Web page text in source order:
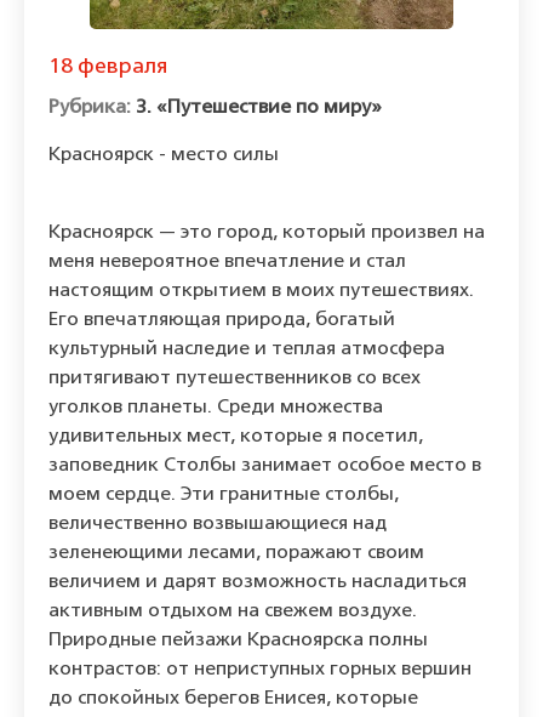
18 февраля
3. «Путешествие по миру»
Красноярск - место силы
Красноярск — это город, который произвел на
меня невероятное впечатление и стал
настоящим открытием в моих путешествиях.
Его впечатляющая природа, богатый
культурный наследие и теплая атмосфера
притягивают путешественников со всех
уголков планеты. Среди множества
удивительных мест, которые я посетил,
заповедник Столбы занимает особое место в
моем сердце. Эти гранитные столбы,
величественно возвышающиеся над
зеленеющими лесами, поражают своим
величием и дарят возможность насладиться
активным отдыхом на свежем воздухе.
Природные пейзажи Красноярска полны
контрастов: от неприступных горных вершин
до спокойных берегов Енисея, которые